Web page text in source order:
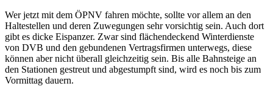
Wer jetzt mit dem ÖPNV fahren möchte, sollte vor allem an den
Haltestellen und deren Zuwegungen sehr vorsichtig sein. Auch dort
gibt es dicke Eispanzer. Zwar sind flächendeckend Winterdienste
von DVB und den gebundenen Vertragsfirmen unterwegs, diese
können aber nicht überall gleichzeitig sein. Bis alle Bahnsteige an
den Stationen gestreut und abgestumpft sind, wird es noch bis zum
Vormittag dauern.